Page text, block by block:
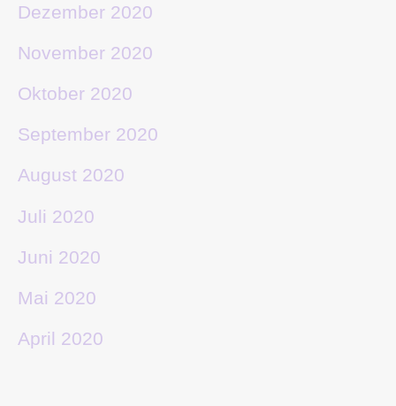
Dezember 2020
November 2020
Oktober 2020
September 2020
August 2020
Juli 2020
Juni 2020
Mai 2020
April 2020